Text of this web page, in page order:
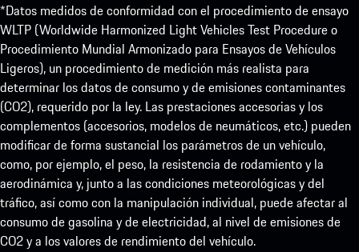
*Datos medidos de conformidad con el procedimiento de ensayo
WLTP (Worldwide Harmonized Light Vehicles Test Procedure o
Procedimiento Mundial Armonizado para Ensayos de Vehículos
Ligeros), un procedimiento de medición más realista para
determinar los datos de consumo y de emisiones contaminantes
(CO2), requerido por la ley. Las prestaciones accesorias y los
complementos (accesorios, modelos de neumáticos, etc.) pueden
modificar de forma sustancial los parámetros de un vehículo,
como, por ejemplo, el peso, la resistencia de rodamiento y la
aerodinámica y, junto a las condiciones meteorológicas y del
tráfico, así como con la manipulación individual, puede afectar al
consumo de gasolina y de electricidad, al nivel de emisiones de
CO2 y a los valores de rendimiento del vehículo.